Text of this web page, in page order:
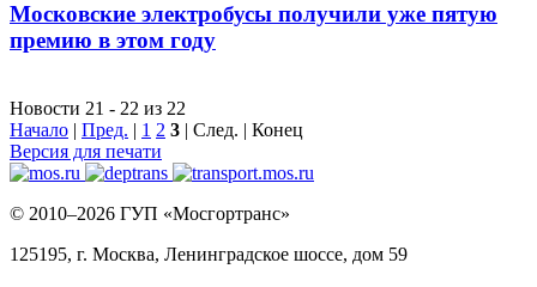
Московские электробусы получили уже пятую
премию в этом году
Новости 21 - 22 из 22
Начало | Пред. | 1 2 3 | След. | Конец
Версия для печати
© 2010–2026 ГУП «Мосгортранс»
125195, г. Москва, Ленинградское шоссе, дом 59